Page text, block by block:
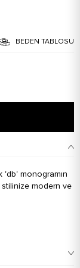
BEDEN TABLOSU
'db' monogramın
stilinize modern ve